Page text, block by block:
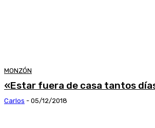
MONZÓN
«Estar fuera de casa tantos
Carlos - 05/12/2018